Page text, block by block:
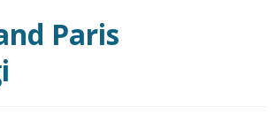
vista mare e resort immersi nella natura
con i bambini (senza stress)
Paris